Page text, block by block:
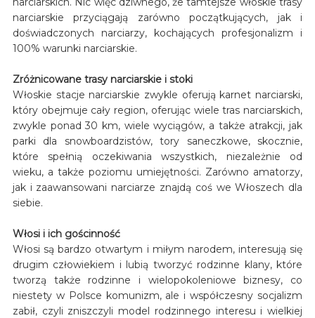
narciarskie przyciągają zarówno początkujących, jak i
doświadczonych narciarzy, kochających profesjonalizm i
100% warunki narciarskie.
Zróżnicowane trasy narciarskie i stoki
Włoskie stacje narciarskie zwykle oferują karnet narciarski,
który obejmuje cały region, oferując wiele tras narciarskich,
zwykle ponad 30 km, wiele wyciągów, a także atrakcji, jak
parki dla snowboardzistów, tory saneczkowe, skocznie,
które spełnią oczekiwania wszystkich, niezależnie od
wieku, a także poziomu umiejętności. Zarówno amatorzy,
jak i zaawansowani narciarze znajdą coś we Włoszech dla
siebie.
Włosi i ich gościnność
Włosi są bardzo otwartym i miłym narodem, interesują się
drugim człowiekiem i lubią tworzyć rodzinne klany, które
tworzą także rodzinne i wielopokoleniowe biznesy, co
niestety w Polsce komunizm, ale i współczesny socjalizm
zabił, czyli zniszczyli model rodzinnego interesu i wielkiej